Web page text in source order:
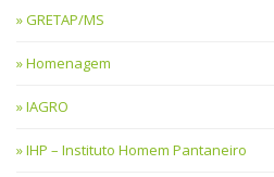
GRETAP/MS
Homenagem
IAGRO
IHP – Instituto Homem Pantaneiro